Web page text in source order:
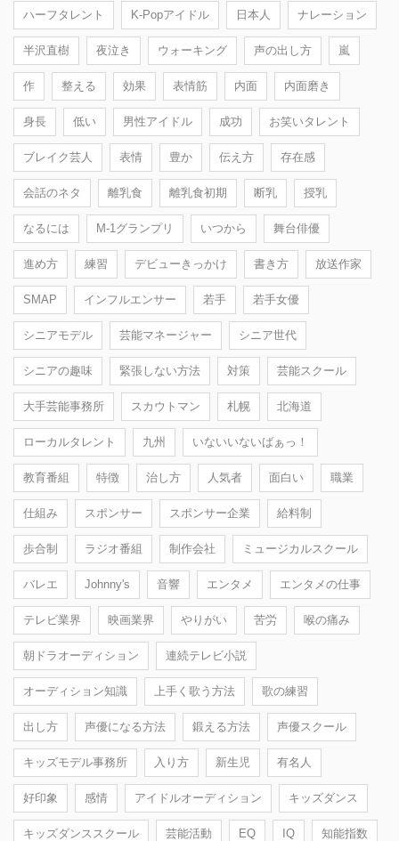
ハーフタレント K-Popアイドル 日本人 ナレーション
半沢直樹 夜泣き ウォーキング 声の出し方 嵐
作 整える 効果 表情筋 内面 内面磨き
身長 低い 男性アイドル 成功 お笑いタレント
ブレイク芸人 表情 豊か 伝え方 存在感
会話のネタ 離乳食 離乳食初期 断乳 授乳
なるには M-1グランプリ いつから 舞台俳優
進め方 練習 デビューきっかけ 書き方 放送作家
SMAP インフルエンサー 若手 若手女優
シニアモデル 芸能マネージャー シニア世代
シニアの趣味 緊張しない方法 対策 芸能スクール
大手芸能事務所 スカウトマン 札幌 北海道
ローカルタレント 九州 いないいないばぁっ！
教育番組 特徴 治し方 人気者 面白い 職業
仕組み スポンサー スポンサー企業 給料制
歩合制 ラジオ番組 制作会社 ミュージカルスクール
バレエ Johnny's 音響 エンタメ エンタメの仕事
テレビ業界 映画業界 やりがい 苦労 喉の痛み
朝ドラオーディション 連続テレビ小説
オーディション知識 上手く歌う方法 歌の練習
出し方 声優になる方法 鍛える方法 声優スクール
キッズモデル事務所 入り方 新生児 有名人
好印象 感情 アイドルオーディション キッズダンス
キッズダンススクール 芸能活動 EQ IQ 知能指数